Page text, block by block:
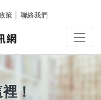
策 聯絡我們
！